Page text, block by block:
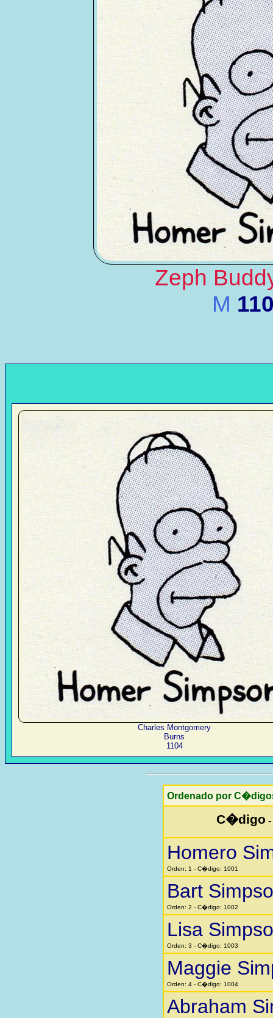
Zeph
M
Charles Montgomery
Burns
1104
Ordenado por
C�digo -
Homero
Orden: 1 - C�digo: 1001
Bart
Orden: 2 - C�digo: 1002
Lisa
Orden: 3 - C�digo: 1003
Maggie
Orden: 4 - C�digo: 1004
Abraham